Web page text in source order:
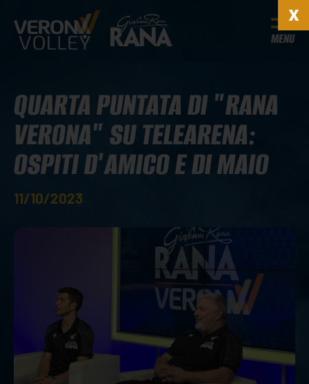
MENU
QUARTA PUNTATA DI "RANA
VERONA" SU TELEARENA:
OSPITI D'AMICO E DI MAIO
11/10/2023